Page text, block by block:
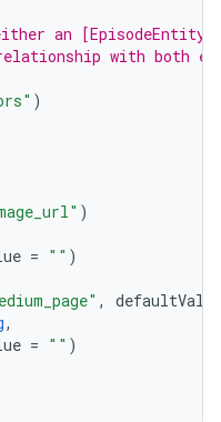
an [EpisodeEntity]
with both
)
)
= "" )
,
defaultValue
,
= "" )